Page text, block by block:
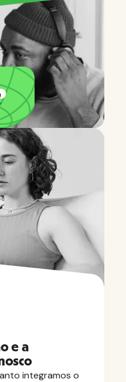
e a
integramos o